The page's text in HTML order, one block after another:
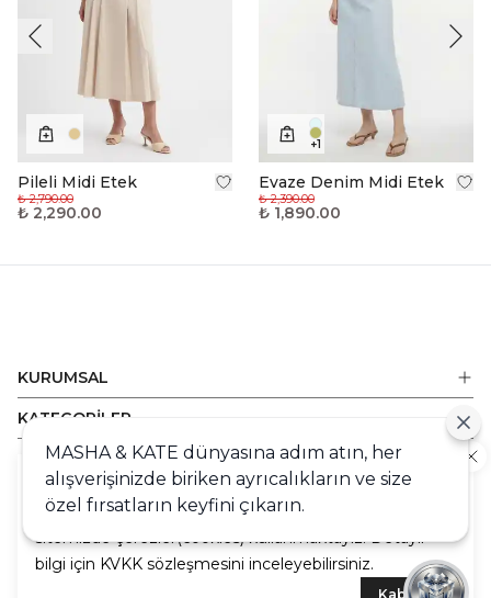
Cookie
Sizlere en iyi alışveriş deneyimini sunabilmek adına
sitemizde çerezler(cookies) kullanmaktayız. Detaylı
bilgi için KVKK sözleşmesini inceleyebilirsiniz.
Kabul Et
Pileli Midi Etek
₺ 2,790.00
₺ 2,290.00
+1
Evaze Denim Midi Etek
₺ 2,390.00
₺ 1,890.00
KURUMSAL
KATEGORİLER
ALIŞVERİŞ
DESTEK
MASHA & KATE dünyasına adım atın, her
alışverişinizde biriken ayrıcalıkların ve size
özel fırsatların keyfini çıkarın.